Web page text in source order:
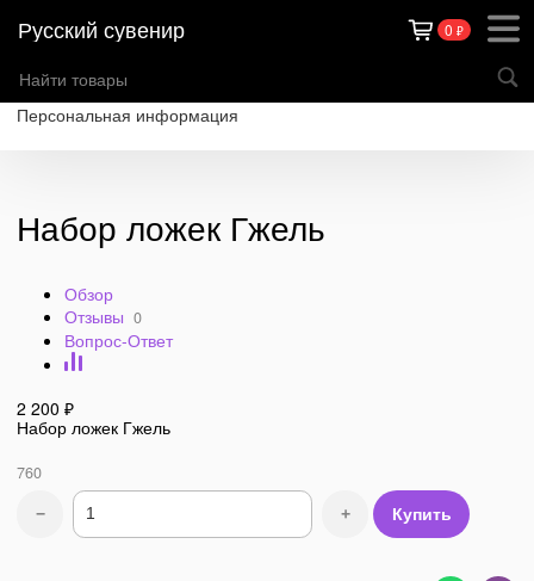
Русский сувенир 0 ₽
Каталог товаров
Персональная информация
Набор ложек Гжель
Обзор
Отзывы 0
Вопрос-Ответ
2 200 ₽
Набор ложек Гжель
760
− + Купить